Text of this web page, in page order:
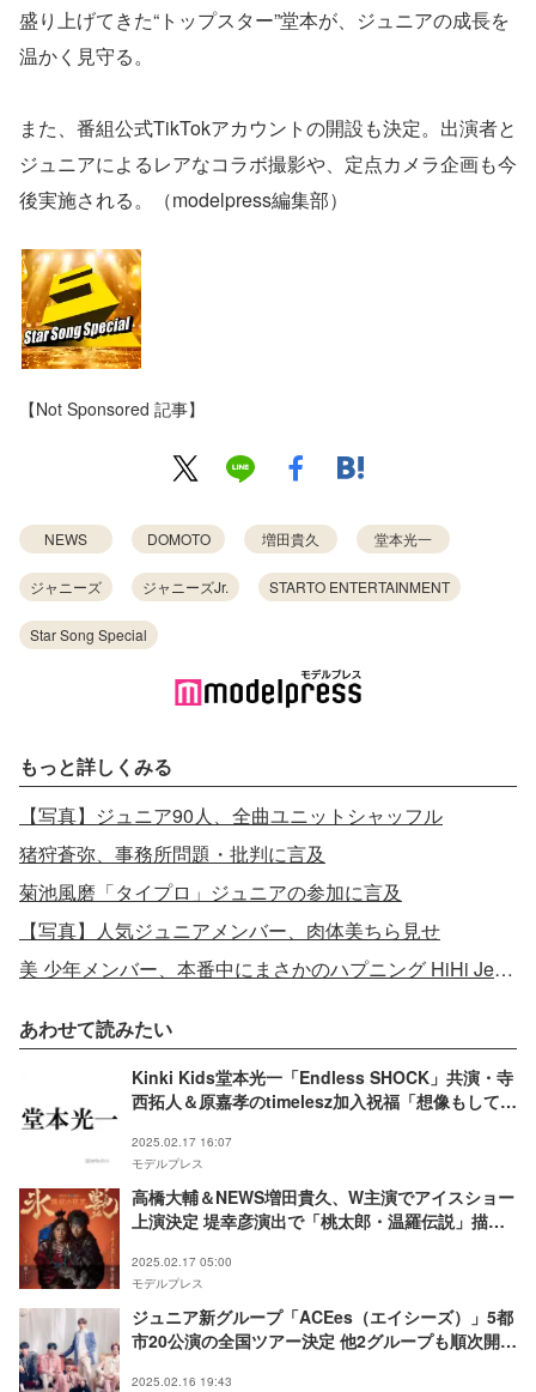
盛り上げてきた“トップスター”堂本が、ジュニアの成⻑を
温かく⾒守る。
また、番組公式TikTokアカウントの開設も決定。出演者と
ジュニアによるレアなコラボ撮影や、定点カメラ企画も今
後実施される。（modelpress編集部）
【Not Sponsored 記事】
NEWS DOMOTO 増田貴久 堂本光一
ジャニーズ ジャニーズJr. STARTO ENTERTAINMENT
Star Song Special
もっと詳しくみる
【写真】ジュニア90人、全曲ユニットシャッフル
猪狩蒼弥、事務所問題・批判に言及
菊池風磨「タイプロ」ジュニアの参加に言及
【写真】人気ジュニアメンバー、肉体美ちら見せ
美 少年メンバー、本番中にまさかのハプニング HiHi Jetsらと過酷な稽古も振り返る
あわせて読みたい
Kinki Kids堂本光一「Endless SHOCK」共演・寺
西拓人＆原嘉孝のtimelesz加入祝福「想像もしてな
2025.02.17 16:07
モデルプレス
高橋大輔＆NEWS増田貴久、W主演でアイスショー
上演決定 堤幸彦演出で「桃太郎・温羅伝説」描く
2025.02.17 05:00
モデルプレス
ジュニア新グループ「ACEes（エイシーズ）」5都
市20公演の全国ツアー決定 他2グループも順次開催
2025.02.16 19:43